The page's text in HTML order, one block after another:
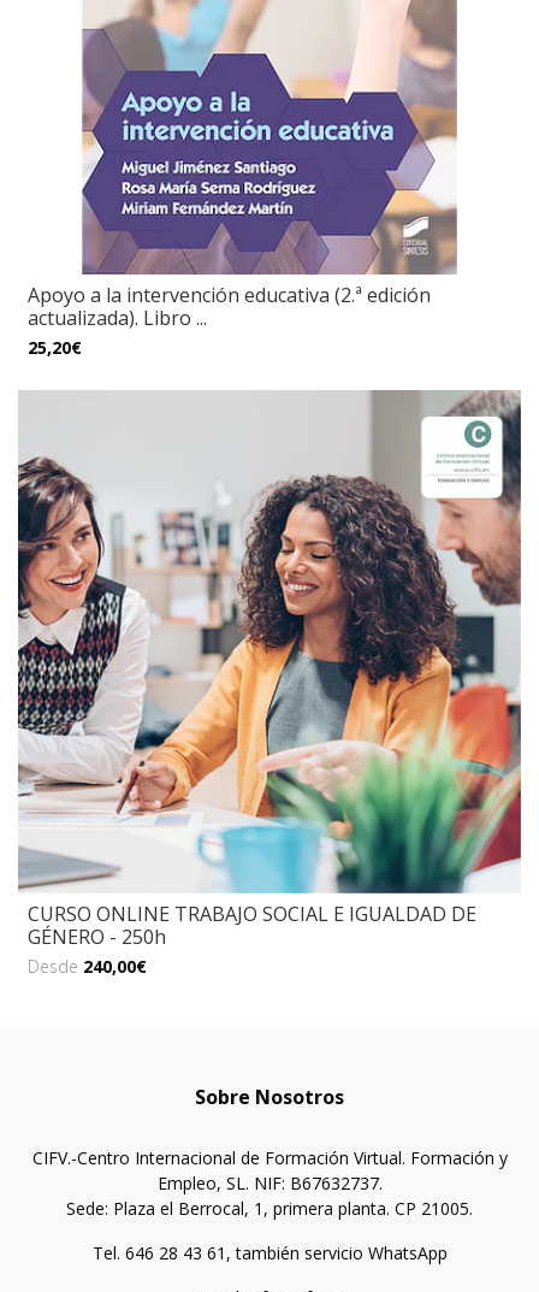
Apoyo a la intervención educativa (2.ª edición
actualizada). Libro ...
25,20€
CURSO ONLINE TRABAJO SOCIAL E IGUALDAD DE
GÉNERO - 250h
Desde 240,00€
Sobre Nosotros
CIFV.-Centro Internacional de Formación Virtual. Formación y
Empleo, SL. NIF: B67632737.
Sede: Plaza el Berrocal, 1, primera planta. CP 21005.
Tel. 646 28 43 61, también servicio WhatsApp